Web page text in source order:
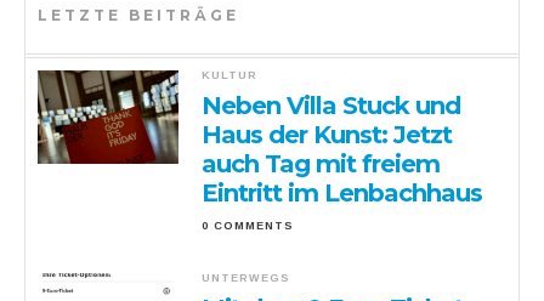
LETZTE BEITRÄGE
KULTUR
Neben Villa Stuck und
Haus der Kunst: Jetzt
auch Tag mit freiem
Eintritt im Lenbachhaus
0 COMMENTS
UNTERWEGS